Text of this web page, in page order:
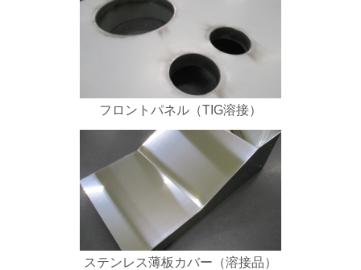
フロントパネル（TIG溶接）
ステンレス薄板カバー（溶接品）